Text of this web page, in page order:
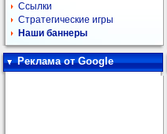
Ссылки
Стратегические игры
Наши баннеры
Реклама от Google